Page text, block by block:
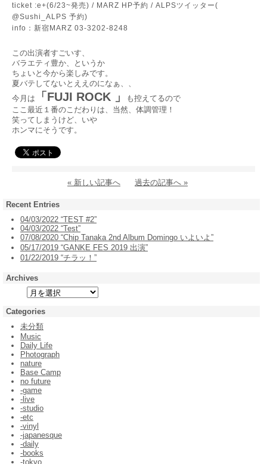
ticket :e+(6/23~発売) / MARZ HP予約 / ALPSツイッター(
@Sushi_ALPS 予約)
info：新宿MARZ 03-3202-8248
この出演者すごいす、
バラエティ豊か、というか
ちょいと今から楽しみです。
夏バテしてないとええのになぁ、、
今月は
「 FUJI ROCK 」
も控えてるので
ここ最近１番のこだわりは、当然、体調管理！
笑ってしまうけど、いや
ホンマにそうです。
« 新しい記事へ 過去の記事へ »
Recent Entries
04/03/2022 “TEST #2”
04/03/2022 “Test”
07/08/2020 “Chip Tanaka 2nd Album Domingo いよいよ”
05/17/2019 “GANKE FES 2019 出演”
01/22/2019 “チラッ！”
Archives
Categories
未分類
Music
Daily Life
Photograph
nature
Base Camp
no future
-game
-live
-studio
-etc
-vinyl
-japanesque
-daily
-books
-tokyo